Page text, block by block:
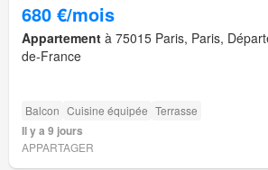
680 €/mois
Appartement à 75015 Paris, Paris,
de-France
Balcon Cuisine équipée Terrasse
Il y a 9 jours
APPARTAGER